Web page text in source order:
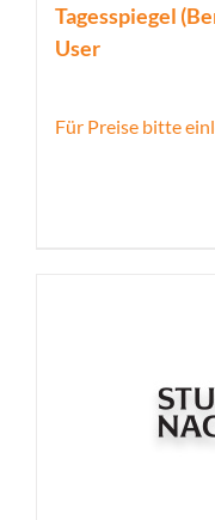
Tagesspiegel
User
Für Preise bitte